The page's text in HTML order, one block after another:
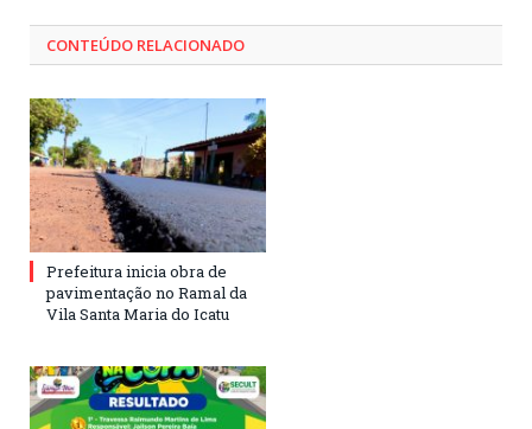
CONTEÚDO RELACIONADO
Prefeitura inicia obra de
pavimentação no Ramal da
Vila Santa Maria do Icatu